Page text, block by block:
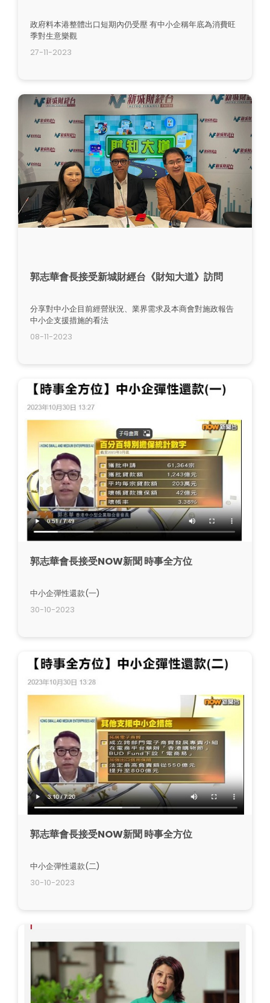
政府料本港整體出口短期內仍受壓 有中小企稱年底為消費旺
季對生意樂觀
27-11-2023
郭志華會長接受新城財經台《財知大道》訪問
分享對中小企目前經營狀況、業界需求及本商會對施政報告
中小企支援措施的看法
08-11-2023
郭志華會長接受NOW新聞 時事全方位
中小企彈性還款(一)
30-10-2023
郭志華會長接受NOW新聞 時事全方位
中小企彈性還款(二)
30-10-2023